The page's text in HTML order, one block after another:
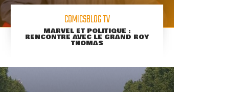
COMICSBLOG TV
MARVEL ET POLITIQUE :
RENCONTRE AVEC LE GRAND ROY
THOMAS